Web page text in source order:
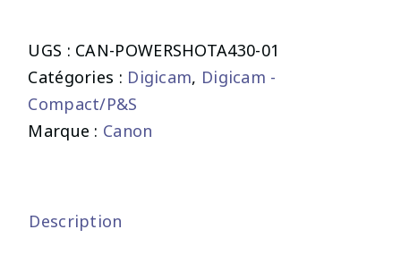
UGS : CAN-POWERSHOTA430-01
Catégories : Digicam, Digicam -
Compact/P&S
Marque : Canon
Description